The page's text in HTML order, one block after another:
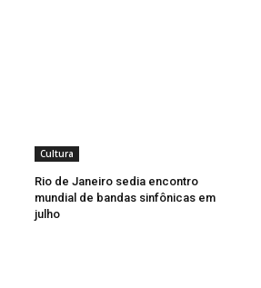
Cultura
Rio de Janeiro sedia encontro
mundial de bandas sinfônicas em
julho